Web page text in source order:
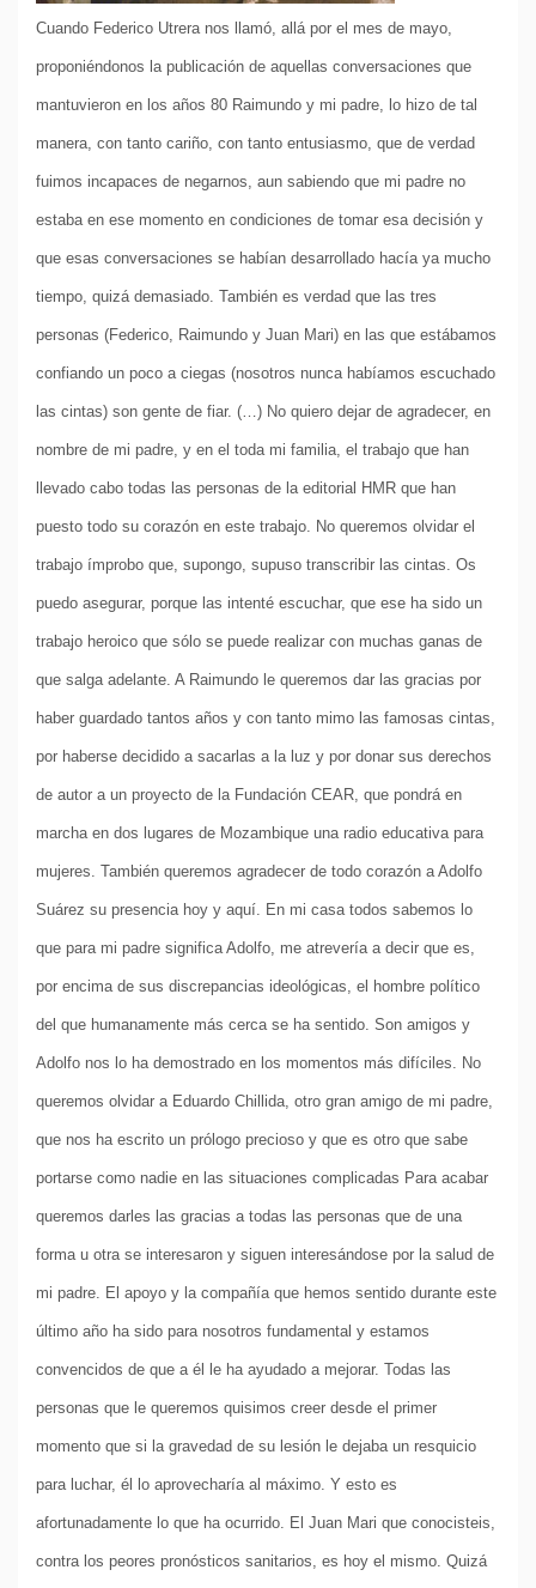
Cuando Federico Utrera nos llamó, allá por el mes de mayo,
proponiéndonos la publicación de aquellas conversaciones que
mantuvieron en los años 80 Raimundo y mi padre, lo hizo de tal
manera, con tanto cariño, con tanto entusiasmo, que de verdad
fuimos incapaces de negarnos, aun sabiendo que mi padre no
estaba en ese momento en condiciones de tomar esa decisión y
que esas conversaciones se habían desarrollado hacía ya mucho
tiempo, quizá demasiado. También es verdad que las tres
personas (Federico, Raimundo y Juan Mari) en las que estábamos
confiando un poco a ciegas (nosotros nunca habíamos escuchado
las cintas) son gente de fiar. (…) No quiero dejar de agradecer, en
nombre de mi padre, y en el toda mi familia, el trabajo que han
llevado cabo todas las personas de la editorial HMR que han
puesto todo su corazón en este trabajo. No queremos olvidar el
trabajo ímprobo que, supongo, supuso transcribir las cintas. Os
puedo asegurar, porque las intenté escuchar, que ese ha sido un
trabajo heroico que sólo se puede realizar con muchas ganas de
que salga adelante. A Raimundo le queremos dar las gracias por
haber guardado tantos años y con tanto mimo las famosas cintas,
por haberse decidido a sacarlas a la luz y por donar sus derechos
de autor a un proyecto de la Fundación CEAR, que pondrá en
marcha en dos lugares de Mozambique una radio educativa para
mujeres. También queremos agradecer de todo corazón a Adolfo
Suárez su presencia hoy y aquí. En mi casa todos sabemos lo
que para mi padre significa Adolfo, me atrevería a decir que es,
por encima de sus discrepancias ideológicas, el hombre político
del que humanamente más cerca se ha sentido. Son amigos y
Adolfo nos lo ha demostrado en los momentos más difíciles. No
queremos olvidar a Eduardo Chillida, otro gran amigo de mi padre,
que nos ha escrito un prólogo precioso y que es otro que sabe
portarse como nadie en las situaciones complicadas Para acabar
queremos darles las gracias a todas las personas que de una
forma u otra se interesaron y siguen interesándose por la salud de
mi padre. El apoyo y la compañía que hemos sentido durante este
último año ha sido para nosotros fundamental y estamos
convencidos de que a él le ha ayudado a mejorar. Todas las
personas que le queremos quisimos creer desde el primer
momento que si la gravedad de su lesión le dejaba un resquicio
para luchar, él lo aprovecharía al máximo. Y esto es
afortunadamente lo que ha ocurrido. El Juan Mari que conocisteis,
contra los peores pronósticos sanitarios, es hoy el mismo. Quizá